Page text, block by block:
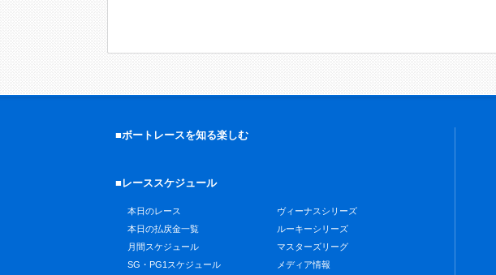
■ボートレースを知る楽しむ
■レーススケジュール
本日のレース
本日の払戻金一覧
月間スケジュール
SG・PG1スケジュール
ヴィーナスシリーズ
ルーキーシリーズ
マスターズリーグ
メディア情報